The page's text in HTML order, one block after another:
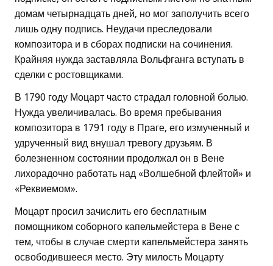
домам четырнадцать дней, но мог заполучить всего
лишь одну подпись. Неудачи преследовали
композитора и в сборах подписки на сочинения.
Крайняя нужда заставляла Вольфганга вступать в
сделки с ростовщиками.
В 1790 году Моцарт часто страдал головной болью.
Нужда увеличивалась. Во время пребывания
композитора в 1791 году в Праге, его измученный и
удрученный вид внушал тревогу друзьям. В
болезненном состоянии продолжал он в Вене
лихорадочно работать над «Волшебной флейтой» и
«Реквиемом».
Моцарт просил зачислить его бесплатным
помощником соборного капельмейстера в Вене с
тем, чтобы в случае смерти капельмейстера занять
освободившееся место. Эту милость Моцарту